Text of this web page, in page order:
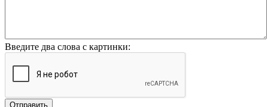
Введите два слова с картинки:
Отправить